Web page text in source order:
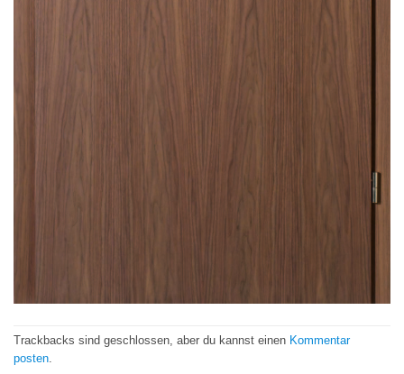
Trackbacks sind geschlossen, aber du kannst einen Kommentar
posten.